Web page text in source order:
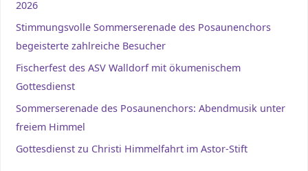
2026
Stimmungsvolle Sommerserenade des Posaunenchors
begeisterte zahlreiche Besucher
Fischerfest des ASV Walldorf mit ökumenischem
Gottesdienst
Sommerserenade des Posaunenchors: Abendmusik unter
freiem Himmel
Gottesdienst zu Christi Himmelfahrt im Astor-Stift